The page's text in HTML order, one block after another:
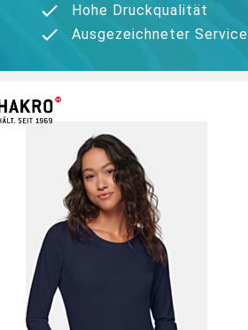
Hohe Druckqualität
Ausgezeichneter Service